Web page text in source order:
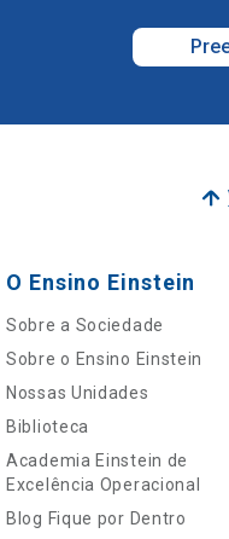
O Ensino Einstein
Sobre a Sociedade
Sobre o Ensino Einstein
Nossas Unidades
Biblioteca
Academia Einstein de
Excelência Operacional
Blog Fique por Dentro